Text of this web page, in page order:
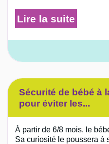
Lire la suite
Sécurité de bébé à
pour éviter les...
À partir de 6/8 mois, le
Sa curiosité le poussera à